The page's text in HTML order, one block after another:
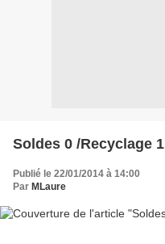
Soldes 0 /Recyclage 1
Publié le 22/01/2014 à 14:00
Par MLaure